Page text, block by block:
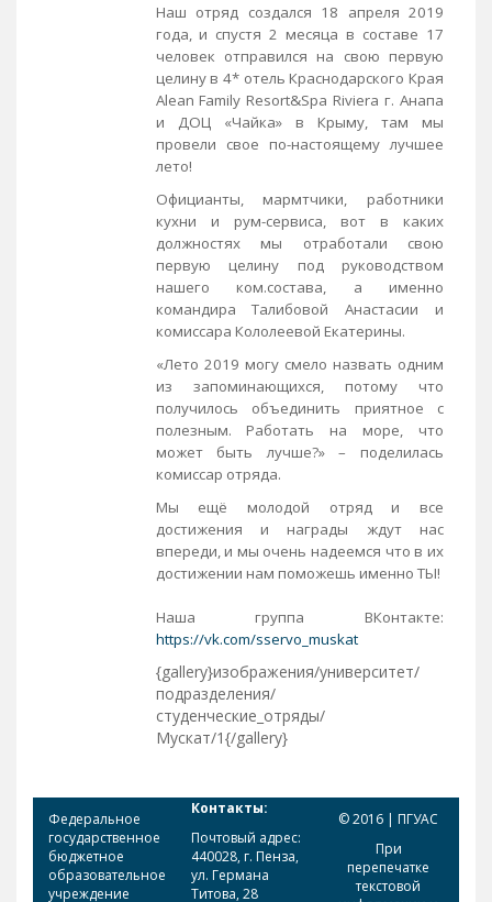
Наш отряд создался 18 апреля 2019
года, и спустя 2 месяца в составе 17
человек отправился на свою первую
целину в 4* отель Краснодарского Края
Alean Family Resort&Spa Riviera г. Анапа
и ДОЦ «Чайка» в Крыму, там мы
провели свое по-настоящему лучшее
лето!
Официанты, мармтчики, работники
кухни и рум-сервиса, вот в каких
должностях мы отработали свою
первую целину под руководством
нашего ком.состава, а именно
командира Талибовой Анастасии и
комиссара Кололеевой Екатерины.
«Лето 2019 могу смело назвать одним
из запоминающихся, потому что
получилось объединить приятное с
полезным. Работать на море, что
может быть лучше?» – поделилась
комиссар отряда.
Мы ещё молодой отряд и все
достижения и награды ждут нас
впереди, и мы очень надеемся что в их
достижении нам поможешь именно ТЫ!
Наша группа ВКонтакте:
https://vk.com/sservo_muskat
{gallery}изображения/университет/
подразделения/
студенческие_отряды/
Мускат/1{/gallery}
Федеральное
государственное
бюджетное
образовательное
учреждение
Контакты:
Почтовый адрес:
440028, г. Пенза,
ул. Германа
Титова, 28
© 2016 | ПГУАС
При
перепечатке
текстовой